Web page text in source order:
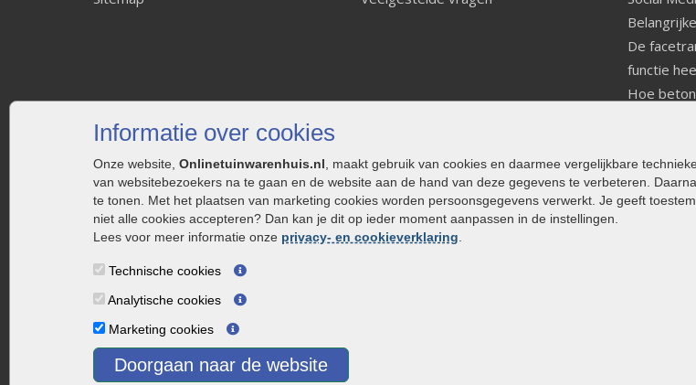
Informatie over cookies
Onze website, Onlinetuinwarenhuis.nl , maakt gebruik van cookies en daarmee vergelijkbare
van websitebezoekers na te gaan en de website aan de hand van deze gegevens te verbeteren.
te tonen. Met het plaatsen van marketing cookies worden persoonsgegevens verwerkt. Je geeft
niet alle cookies accepteren? Dan kan je dit op ieder moment aanpassen in de instellingen.
Lees voor meer informatie onze privacy- en cookieverklaring
Technische cookies
Analytische cookies
Marketing cookies
Doorgaan naar de website
De
functie
Hoe
Welke
Strakke